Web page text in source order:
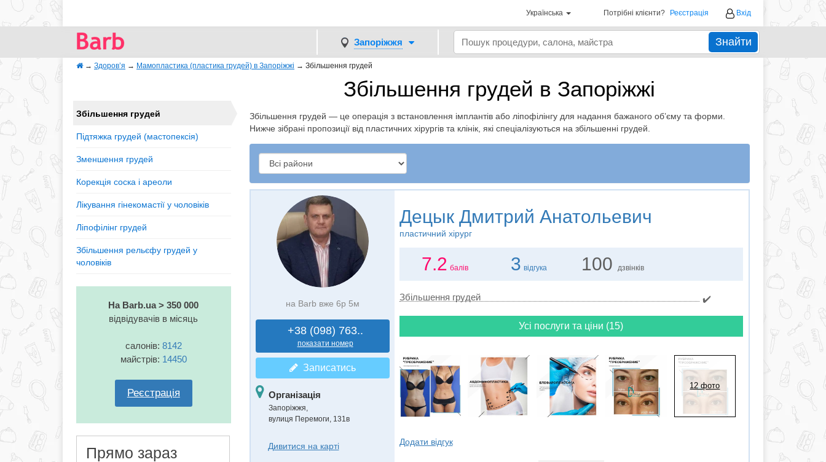
Українська Потрібні клієнти? Реєстрація Вхід
Запоріжжя Знайти
→ Здоров’я → Мамопластика (пластика грудей) в Запоріжжі → Збільшення грудей
Збільшення грудей в Запоріжжі
Збільшення грудей — це операція з встановлення імплантів або ліпофілінгу для надання бажаного об’єму та форми.
Нижче зібрані пропозиції від пластичних хірургів та клінік, які спеціалізуються на збільшенні грудей.
Збільшення грудей
Підтяжка грудей (мастопексія)
Зменшення грудей
Корекція соска і ареоли
Лікування гінекомастії у чоловіків
Ліпофілінг грудей
Збільшення рельєфу грудей у
чоловіків
На Barb.ua > 350 000
відвідувачів в місяць
салонів: 8142
майстрів: 14450
Реєстрація
Прямо зараз
на Barb вже 6р 5м
+38 (098) 763..
показати номер
Записатись
Організація
Запоріжжя,
вулиця Перемоги, 131в
Дивитися на карті
Децык Дмитрий Анатольевич
пластичний хірург
7.2 балів 3 відгука 100 дзвінків
Збільшення грудей ✔️
Усі послуги та ціни (15)
12 фото
Додати відгук